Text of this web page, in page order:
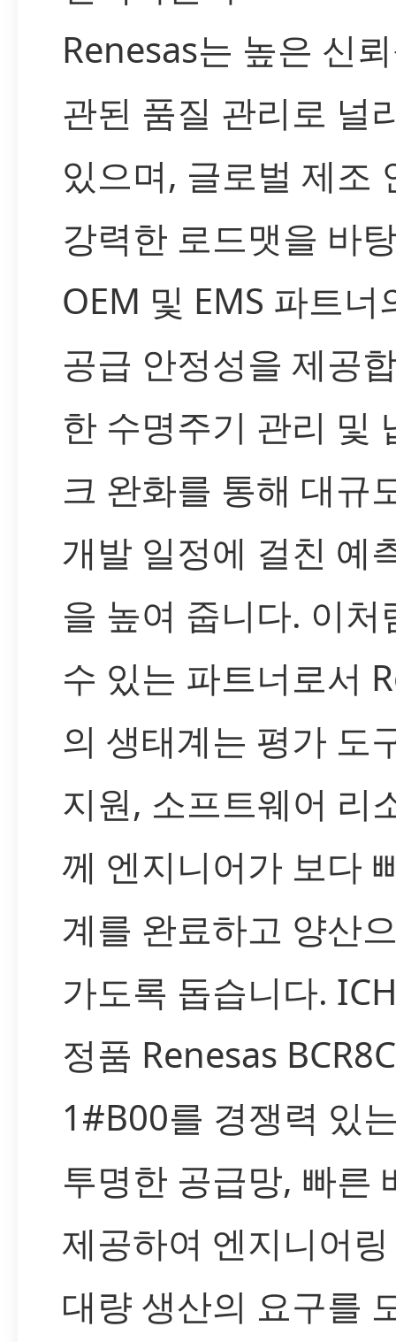
Renesas는 높은 신
관된 품질 관리로 널
있으며, 글로벌 제조
강력한 로드맷을 바
OEM 및 EMS 파트너
공급 안정성을 제공
한 수명주기 관리 및
크 완화를 통해 대규
개발 일정에 걸친 예
을 높여 줍니다. 이처
수 있는 파트너로서
의 생태계는 평가 도
지원, 소프트웨어 리
께 엔지니어가 보다
계를 완료하고 양산
가도록 돕습니다.
정품 Renesas
1#B00를 경쟁력 있
투명한 공급망, 빠른
제공하여 엔지니어
대량 생산의 요구를